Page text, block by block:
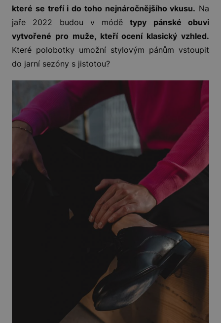
které se trefí i do toho nejnáročnějšího vkusu. Na
jaře 2022 budou v módětypy pánské obuvi
vytvořené pro muže, kteří ocení klasický vzhled.
Které polobotky umožní stylovým pánům vstoupit
do jarní sezóny s jistotou?